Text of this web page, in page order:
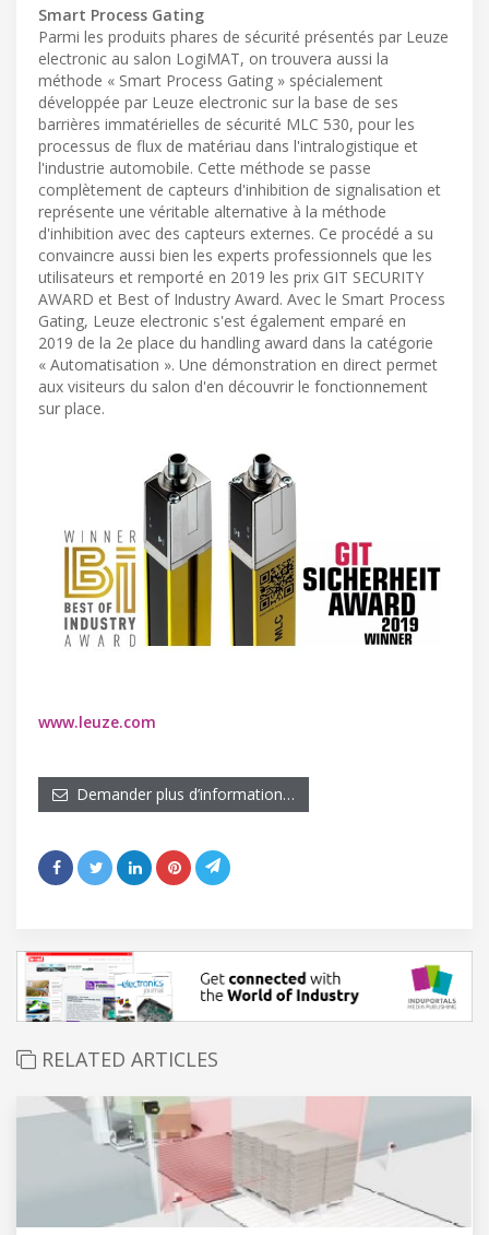
Smart Process Gating
Parmi les produits phares de sécurité présentés par Leuze
electronic au salon LogiMAT, on trouvera aussi la
méthode « Smart Process Gating » spécialement
développée par Leuze electronic sur la base de ses
barrières immatérielles de sécurité MLC 530, pour les
processus de flux de matériau dans l'intralogistique et
l'industrie automobile. Cette méthode se passe
complètement de capteurs d'inhibition de signalisation et
représente une véritable alternative à la méthode
d'inhibition avec des capteurs externes. Ce procédé a su
convaincre aussi bien les experts professionnels que les
utilisateurs et remporté en 2019 les prix GIT SECURITY
AWARD et Best of Industry Award. Avec le Smart Process
Gating, Leuze electronic s'est également emparé en
2019 de la 2e place du handling award dans la catégorie
« Automatisation ». Une démonstration en direct permet
aux visiteurs du salon d'en découvrir le fonctionnement
sur place.
www.leuze.com
Demander plus d’information…
RELATED ARTICLES